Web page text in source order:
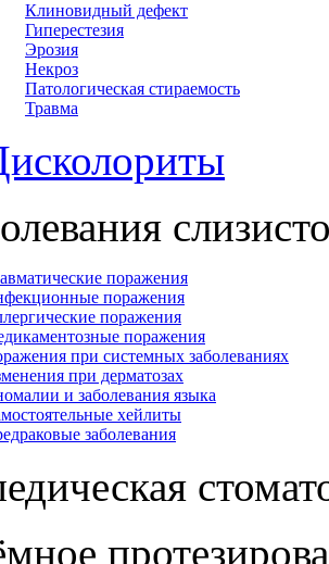
Клиновидный дефект
Гиперестезия
Эрозия
Некроз
Патологическая стираемость
Травма
поражения
поражения
поражения
поражения
при системных заболеваниях
при дерматозах
и заболевания языка
хейлиты
заболевания